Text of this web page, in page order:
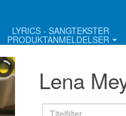
LYRICS - SANGTEKSTER
PRODUKTANMELDELSER
Lena
Titelfilter